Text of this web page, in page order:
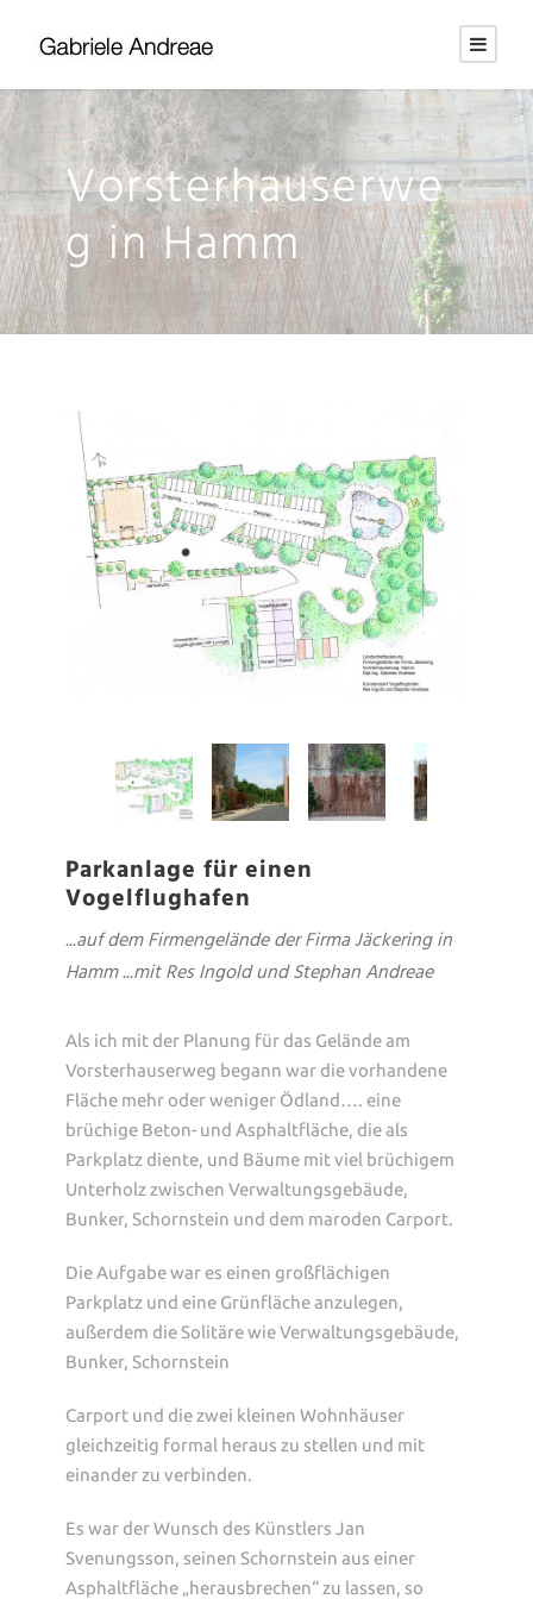
Vorsterhauserwe
g in Hamm
Parkanlage für einen
Vogelflughafen
...auf dem Firmengelände der Firma Jäckering in
Hamm ...mit Res Ingold und Stephan Andreae
Als ich mit der Planung für das Gelände am
Vorsterhauserweg begann war die vorhandene
Fläche mehr oder weniger Ödland…. eine
brüchige Beton- und Asphaltfläche, die als
Parkplatz diente, und Bäume mit viel brüchigem
Unterholz zwischen Verwaltungsgebäude,
Bunker, Schornstein und dem maroden Carport.
Die Aufgabe war es einen großflächigen
Parkplatz und eine Grünfläche anzulegen,
außerdem die Solitäre wie Verwaltungsgebäude,
Bunker, Schornstein
Carport und die zwei kleinen Wohnhäuser
gleichzeitig formal heraus zu stellen und mit
einander zu verbinden.
Es war der Wunsch des Künstlers Jan
Svenungsson, seinen Schornstein aus einer
Asphaltfläche „herausbrechen“ zu lassen, so